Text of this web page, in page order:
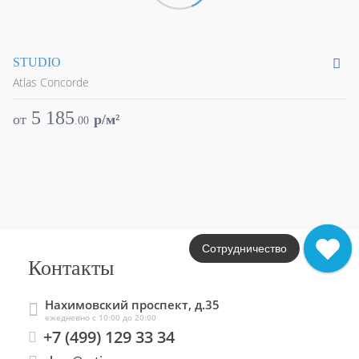
STUDIO
Atlas Concorde
от 5 185.00 p/м²
Контакты
Нахимовский проспект, д.35
ежедневно с 10:00 до 20:00
+7 (499) 129 33 34
Сотрудничество